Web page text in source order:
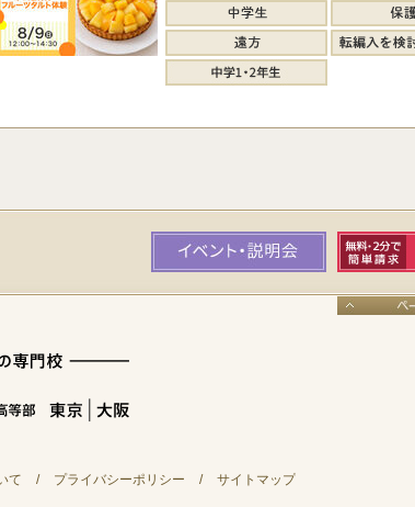
て / プライバシーポリシー / サイトマップ